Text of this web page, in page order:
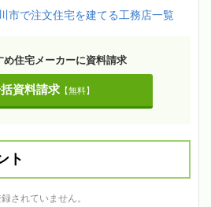
市で注文住宅を建てる工務店一覧
め住宅メーカーに資料請求
資料請求【無料】
ト
されていません。